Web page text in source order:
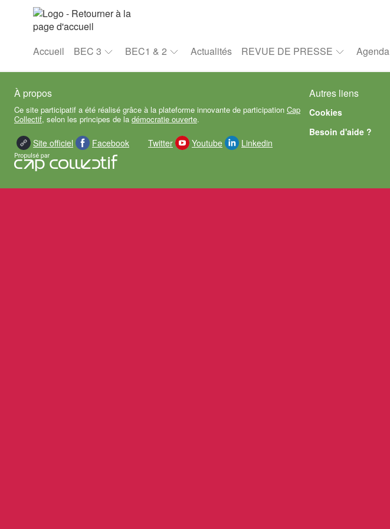
Aller au menu Aller au contenu
Accueil BEC 3 BEC1 & 2 Actualités REVUE DE PRESSE Agenda
À propos
Ce site participatif a été réalisé grâce à la plateforme innovante de participation Cap
Collectif, selon les principes de la démocratie ouverte.
Site officiel Facebook Twitter Youtube Linkedin
Autres liens
Cookies
Besoin d'aide ?